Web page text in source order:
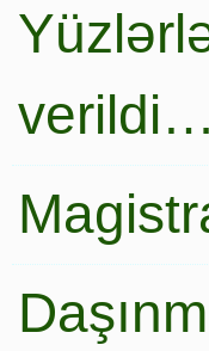
verildi…